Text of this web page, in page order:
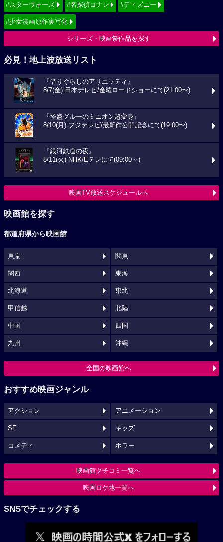
#スターウォーズ #名探偵コナン #ディズニー
#少女漫画原作実写化
シリーズ・映画祭作品を探す
必見！地上波放送リスト
『借りぐらしのアリエッティ』
8/7(金) 日本テレビ/金曜ロードショーにて(21:00〜)
『怪盗グルーのミニオン超変身』
8/10(月) フジテレビ/最新作公開記念にて(19:00〜)
『銀河鉄道の夜』
8/11(火) NHK/Eテレにて(09:00～)
映画TV放送スケジュールへ
映画館を探す
都道府県から映画館
東京 関東
関西 東海
北海道 東北
甲信越 北陸
中国 四国
九州 沖縄
全国の映画館へ
おすすめ映画ジャンル
アクション アニメーション
SF キッズ
コメディ ホラー
映画館クチコミ一覧へ
映画ロケ地一覧へ
SNSでチェックする